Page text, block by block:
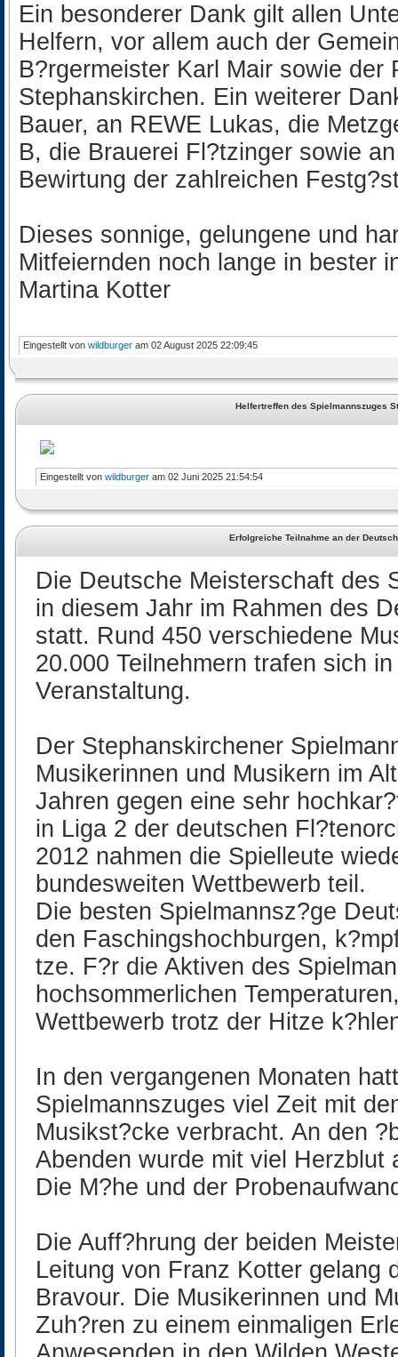
Ein besonderer Dank gilt allen
Helfern, vor allem auch der
B?rgermeister Karl Mair sowie der
Stephanskirchen. Ein weiterer
Bauer, an REWE Lukas, die
B, die Brauerei Fl?tzinger sowie
Bewirtung der zahlreichen
Dieses sonnige, gelungene und
Mitfeiernden noch lange in bester
Martina Kotter
Eingestellt von wildburger am 02 August 2025 22:09:45
Helfertreffen des Spielmannszuges
Eingestellt von wildburger am 02 Juni 2025 21:54:54
Erfolgreiche Teilnahme an der
Die Deutsche Meisterschaft des
in diesem Jahr im Rahmen des
statt. Rund 450 verschiedene
20.000 Teilnehmern trafen sich
Veranstaltung.
Der Stephanskirchener
Musikerinnen und Musikern im
Jahren gegen eine sehr
in Liga 2 der deutschen
2012 nahmen die Spielleute
bundesweiten Wettbewerb teil.
Die besten Spielmannsz?ge
den Faschingshochburgen,
tze. F?r die Aktiven des
hochsommerlichen
Wettbewerb trotz der Hitze
In den vergangenen Monaten
Spielmannszuges viel Zeit mit
Musikst?cke verbracht. An den
Abenden wurde mit viel Herzblut
Die M?he und der
Die Auff?hrung der beiden
Leitung von Franz Kotter gelang
Bravour. Die Musikerinnen und
Zuh?ren zu einem einmaligen